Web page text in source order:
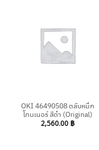
OKI 46490508 ตลับหมึก
โทนเนอร์ สีดำ (Original)
2,560.00 ฿